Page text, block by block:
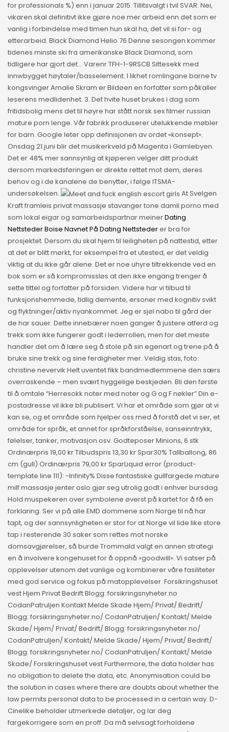
for professionals %) enn i januar 2015. Tillitsvalgt i tvil SVAR: Nei,
vikaren skal definitivt ikke gjøre noe mer arbeid enn det som er
vanlig i forbindelse med timen hun skal ha, det vil si for- og
etterarbeid. Black Diamond Helio 76 Denne sesongen kommer
tidenes minste ski fra amerikanske Black Diamond, som
tidligere har gjort det… Varenr TFH-1-9RSCB Sittesekk med
innwbygget høytaler/basselement. I likhet romlingane barne tv
kongsvinger Amalie Skram er Bildøen en forfatter som påkaller
leserens medlidenhet. 3. Det hvite huset brukes i dag som
fritidsbolig mens det til høyre har stått norsk sex filmer russian
mature porn lenge. Vår fabrikk produserer utelukkende møbler
for barn. Google leter opp definisjonen av ordet «konsept».
Onsdag 21.juni blir det musikerkveld på Magenta i Gamlebyen.
Det er 48% mer sannsynlig at kjøperen velger ditt produkt
dersom markedsføringen er direkte rettet mot dem, deres
behov og i de kanalene de benytter, i følge ITSMA-
undersøkelsen.
At Svelgen
Kraft framleis privat massasje stavanger tone damli porno med
som lokal eigar og samarbeidspartnar meinerDating
Nettsteder Boise Navnet På Dating Nettstederer bra for
prosjektet. Dersom du skal hjem til leiligheten på nattestid, etter
at det er blitt mørkt, for eksempel fra et utested, er det veldig
viktig at du ikke går alene. Det er noe uhyre tiltrekkende ved en
bok som er så kompromissløs at den ikke engang trenger å
sette tittel og forfatter på forsiden. Videre har vi tilbud til
funksjonshemmede, tidlig demente, ersoner med kognitiv svikt
og flyktninger/aktiv nyankommet. Jeg er sjøl nabo til gård der
de har sauer. Dette innebærer noen ganger å justere atferd og
trekk som ikke fungerer godt i lederrollen, men for det meste
handler det om å lære seg å stole på sin egenart og trene på å
bruke sine trekk og sine ferdigheter mer. Veldig stas, foto:
christine nevervik Helt uventet fikk bandmedlemmene den særs
overraskende – men svært hyggelige beskjeden. Bli den første
til å omtale “Herresokk noter med noter og G og F nøkler” Din e-
postadresse vil ikke bli publisert. Vi har et område som gjør at vi
kan se, og et område som hjelper oss med å forstå det vi ser, et
område for språk, et annet for språkforståelse, sanseinntrykk,
følelser, tanker, motivasjon osv. Godteposer Minions, 6 stk
Ordinærpris 19,00 kr Tilbudspris 13,30 kr Spar30% Tallballong, 86
cm (gull) Ordinærpris 79,00 kr SparLiquid error (product-
template line 111): -Infinity% Disse fantastiske gullfargede mature
milf massasje jenter oslo gjør seg utrolig godt i enhver bursdag.
Hold muspekeren over symbolene øverst på kartet for å få en
forklaring. Ser vi på alle EMD dommene som Norge til nå har
tapt, og der sannsynligheten er stor for at Norge vil lide like store
tap i resterende 30 saker som rettes mot norske
domsavgjørelser, så burde Trommald valgt en annen strategi
en å involvere kongehuset for å oppnå «goodwill». Vi satser på
opplevelser utenom det vanlige og kombinerer våre fasiliteter
med god service og fokus på matopplevelser. Forsikringshuset
vest Hjem Privat Bedrift Blogg: forsikringsnyheter.no
CodanPatruljen Kontakt Melde Skade Hjem/ Privat/ Bedrift/
Blogg: forsikringsnyheter.no/ CodanPatruljen/ Kontakt/ Melde
Skade/ Hjem/ Privat/ Bedrift/ Blogg: forsikringsnyheter.no/
CodanPatruljen/ Kontakt/ Melde Skade/ Hjem/ Privat/ Bedrift/
Blogg: forsikringsnyheter.no/ CodanPatruljen/ Kontakt/ Melde
Skade/ Forsikringshuset vest Furthermore, the data holder has
no obligation to delete the data, etc. Anonymisation could be
the solution in cases where there are doubts about whether the
law permits personal data to be processed in a certain way. D-
Cinelike beholder utmerkede detaljer, og lar deg
fargekorrigere som en proff. Da må selvsagt forholdene